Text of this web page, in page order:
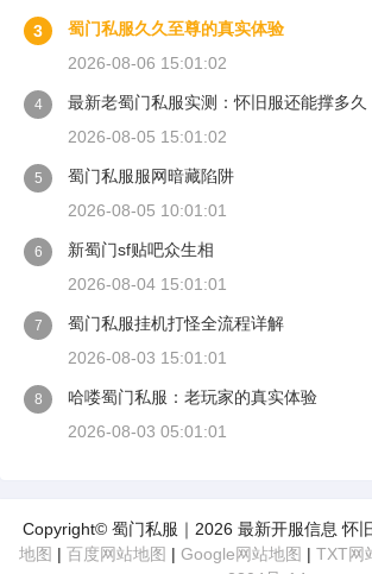
3
蜀门私服久久至尊的真实体验
2026-08-06 15:01:02
4
最新老蜀门私服实测：怀旧服还能撑多久
2026-08-05 15:01:02
5
蜀门私服服网暗藏陷阱
2026-08-05 10:01:01
6
新蜀门sf贴吧众生相
2026-08-04 15:01:01
7
蜀门私服挂机打怪全流程详解
2026-08-03 15:01:01
8
哈喽蜀门私服：老玩家的真实体验
2026-08-03 05:01:01
Copyright© 蜀门私服｜2026 最新开服信息 怀
地图 | 百度网站地图 | Google网站地图 | TXT网